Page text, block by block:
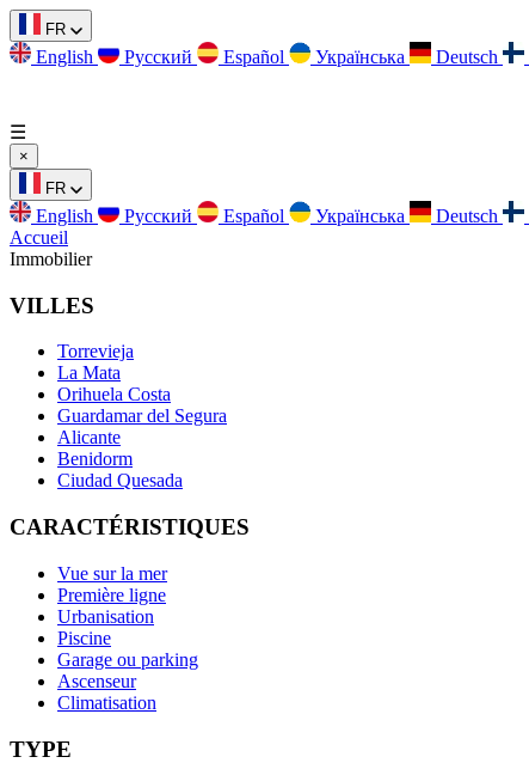
FR
English Русский Español Українська Deutsch
☰
×
FR
English Русский Español Українська Deutsch
Accueil
Immobilier
VILLES
Torrevieja
La Mata
Orihuela Costa
Guardamar del Segura
Alicante
Benidorm
Ciudad Quesada
CARACTÉRISTIQUES
Vue sur la mer
Première ligne
Urbanisation
Piscine
Garage ou parking
Ascenseur
Climatisation
TYPE